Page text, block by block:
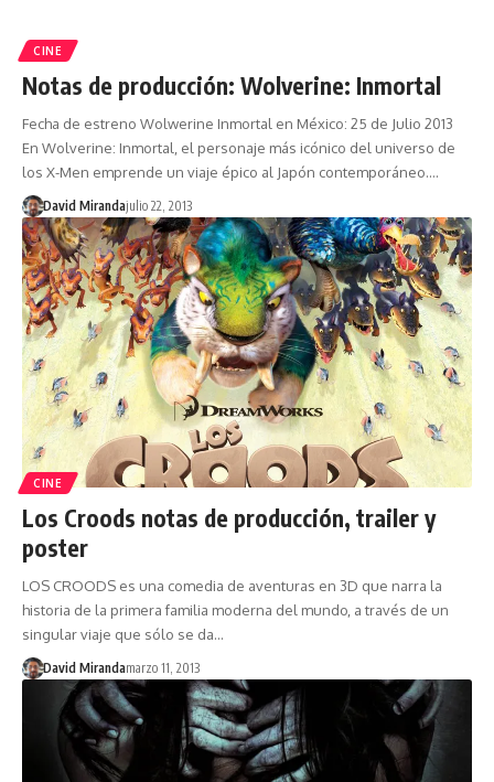
CINE
Notas de producción: Wolverine: Inmortal
Fecha de estreno Wolwerine Inmortal en México: 25 de Julio 2013
En Wolverine: Inmortal, el personaje más icónico del universo de
los X-Men emprende un viaje épico al Japón contemporáneo.…
David Mirandajulio 22, 2013
CINE
Los Croods notas de producción, trailer y
poster
LOS CROODS es una comedia de aventuras en 3D que narra la
historia de la primera familia moderna del mundo, a través de un
singular viaje que sólo se da…
David Mirandamarzo 11, 2013